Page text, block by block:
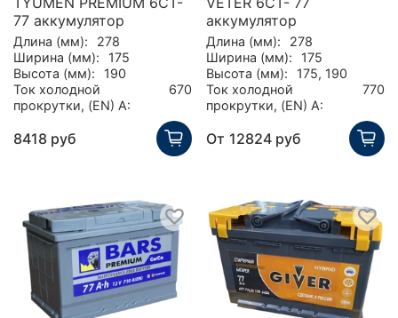
77 аккумулятор
Длина (мм):
278
Ширина (мм):
175
Высота (мм):
190
Ток холодной
прокрутки, (EN) А:
670
8418 руб
аккумулятор
Длина (мм):
278
Ширина (мм):
175
Высота (мм):
175, 190
Ток холодной
прокрутки, (EN) А:
770
От 12824 руб